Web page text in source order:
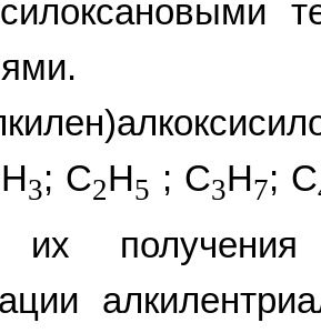
3; С2Н5 ; С3Н7; С
их получения